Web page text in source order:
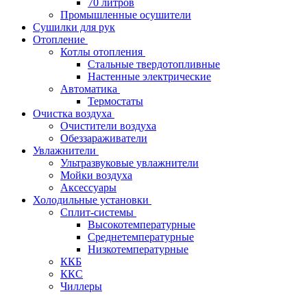
70 литров
Промышленные осушители
Сушилки для рук
Отопление
Котлы отопления
Стальные твердотопливные
Настенные электрические
Автоматика
Термостаты
Очистка воздуха
Очистители воздуха
Обеззараживатели
Увлажнители
Ультразвуковые увлажнители
Мойки воздуха
Аксессуары
Холодильные установки
Сплит-системы
Высокотемпературные
Среднетемпературные
Низкотемпературные
ККБ
ККС
Чиллеры